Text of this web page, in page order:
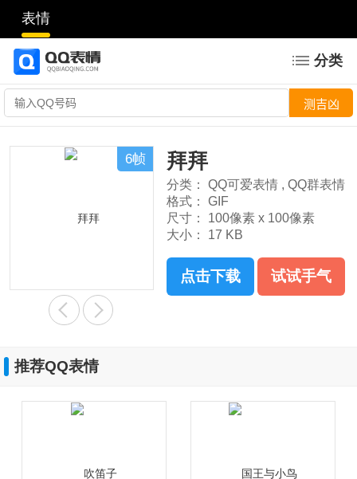
表情
分类
6帧 拜拜
分类： QQ可爱表情 , QQ群表情
格式：
GIF
尺寸：
100像素 x 100像素
大小：
17 KB
点击下载 试试手气
推荐QQ表情